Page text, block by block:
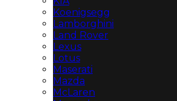
Koenigsegg
Lamborghini
Land Rover
Lexus
Lotus
Maserati
Mazda
McLaren